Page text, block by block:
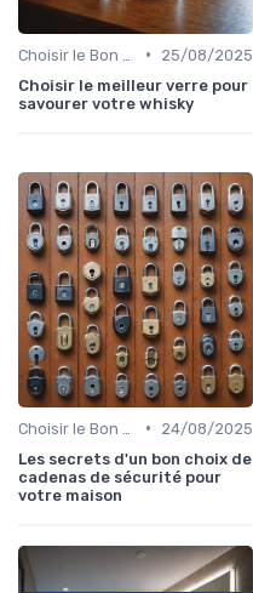
•
25/08/2025
Choisir le meilleur verre pour
savourer votre whisky
•
24/08/2025
Les secrets d'un bon choix de
cadenas de sécurité pour
votre maison